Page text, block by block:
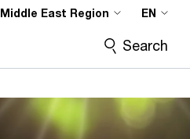
Middle East Region EN
Search